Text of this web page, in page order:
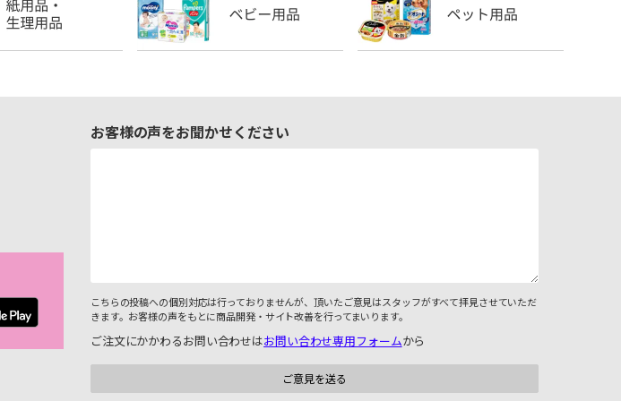
お客様の声をお聞かせください
こちらの投稿への個別対応は行っておりませんが、頂いたご意見はスタッフがすべて拝見させていただ
きます。お客様の声をもとに商品開発・サイト改善を行ってまいります。
ご注文にかかわるお問い合わせはお問い合わせ専用フォームから